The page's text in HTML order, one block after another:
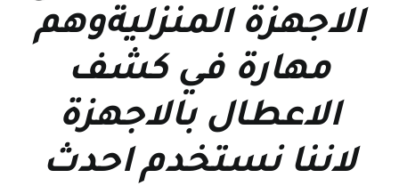
الاجهزة المنزليةوهم
مهارة في كشف
الاعطال بالاجهزة
لاننا نستخدم احدث